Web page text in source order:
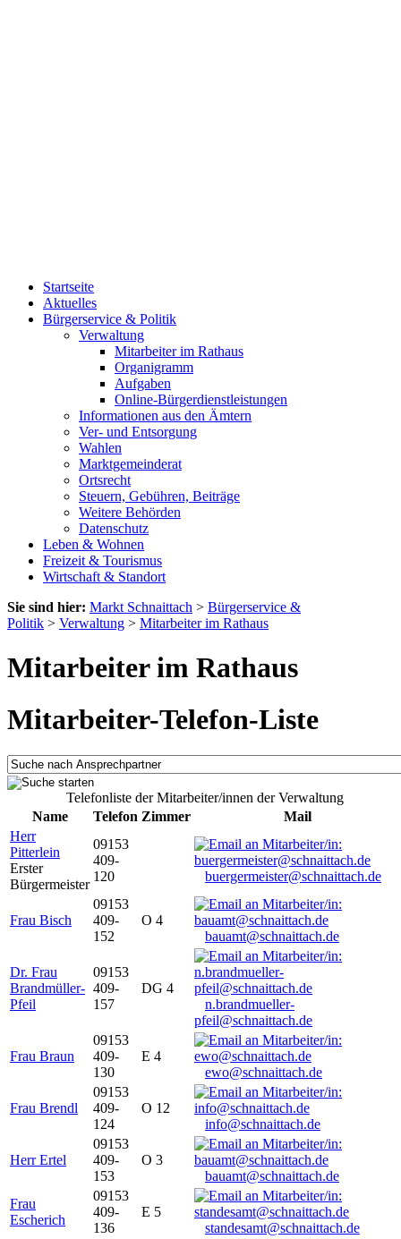
Startseite
Aktuelles
Bürgerservice & Politik
Verwaltung
Mitarbeiter im Rathaus
Organigramm
Aufgaben
Online-Bürgerdienstleistungen
Informationen aus den Ämtern
Ver- und Entsorgung
Wahlen
Marktgemeinderat
Ortsrecht
Steuern, Gebühren, Beiträge
Weitere Behörden
Datenschutz
Leben & Wohnen
Freizeit & Tourismus
Wirtschaft & Standort
Sie sind hier: Markt Schnaittach > Bürgerservice &
Politik > Verwaltung > Mitarbeiter im Rathaus
Mitarbeiter im Rathaus
Mitarbeiter-Telefon-Liste
Telefonliste der Mitarbeiter/innen der Verwaltung
Name
Telefon Zimmer
Mail
Herr
Pitterlein
Erster
Bürgermeister
09153
409-
120
buergermeister@schnaittach.de
Frau Bisch
09153
409-
152
O 4
bauamt@schnaittach.de
Dr. Frau
Brandmüller-
Pfeil
09153
409-
157
DG 4
n.brandmueller-
pfeil@schnaittach.de
Frau Braun
09153
409-
130
E 4
ewo@schnaittach.de
Frau Brendl
09153
409-
124
O 12
info@schnaittach.de
Herr Ertel
09153
409-
153
O 3
bauamt@schnaittach.de
Frau
Escherich
09153
409-
136
E 5
standesamt@schnaittach.de